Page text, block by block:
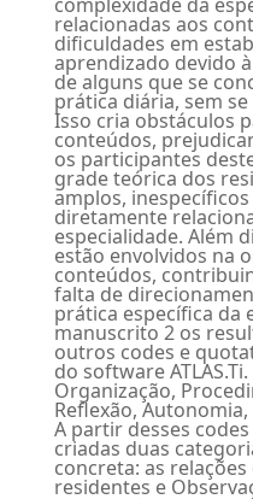
relacionadas aos
dificuldades em
aprendizado devido
de alguns que se
prática diária, sem
Isso cria obstáculos
conteúdos,
os participantes
grade teórica dos
amplos,
diretamente
especialidade. Além
estão envolvidos na
conteúdos,
falta de
prática específica da
manuscrito 2 os
outros codes e
do software
Organização,
Reflexão,
A partir desses
criadas duas
concreta: as
residentes e